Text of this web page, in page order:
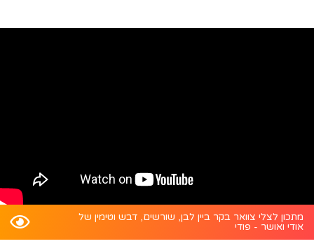
מתכון לצלי צוואר בקר ביין לבן, שורשים, דבש וטימין של
אודי ואושר - פודי